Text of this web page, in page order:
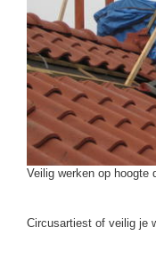
Veilig werken op hoogte
Circusartiest of veilig je